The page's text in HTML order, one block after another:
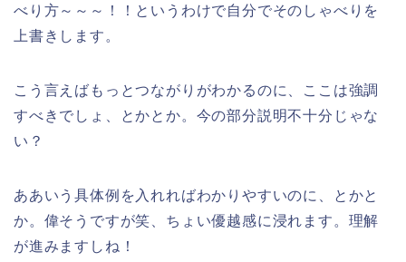
べり方～～～！！というわけで自分でそのしゃべりを
上書きします。
こう言えばもっとつながりがわかるのに、ここは強調
すべきでしょ、とかとか。今の部分説明不十分じゃな
い？
ああいう具体例を入れればわかりやすいのに、とかと
か。偉そうですが笑、ちょい優越感に浸れます。理解
が進みますしね！